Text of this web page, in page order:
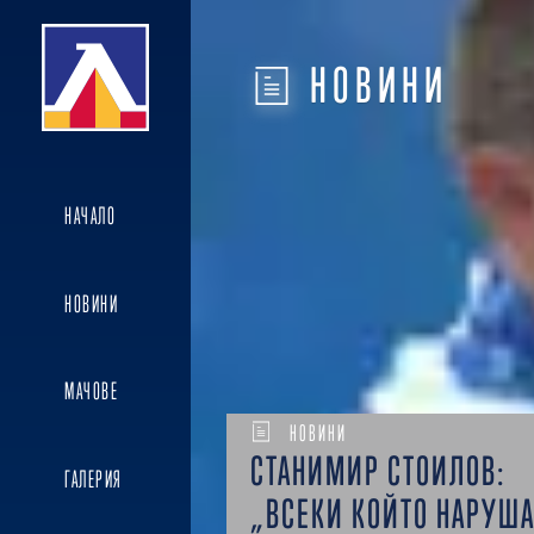
НАЧАЛО
НОВИНИ
МАЧОВЕ
ГАЛЕРИЯ
НОВИНИ
НОВИНИ
СТАНИМИР СТОИЛОВ:
„ВСЕКИ КОЙТО